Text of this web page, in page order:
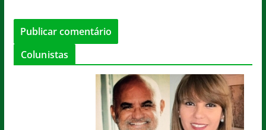
Colunistas